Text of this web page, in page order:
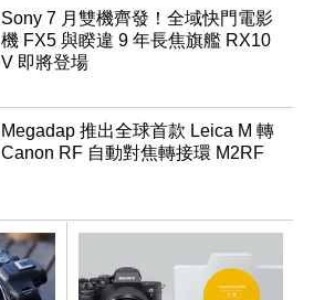
Sony 7 月雙機齊發！全域快門電影
機 FX5 與睽違 9 年長焦旗艦 RX10
V 即將登場
Megadap 推出全球首款 Leica M 轉
Canon RF 自動對焦轉接環 M2RF